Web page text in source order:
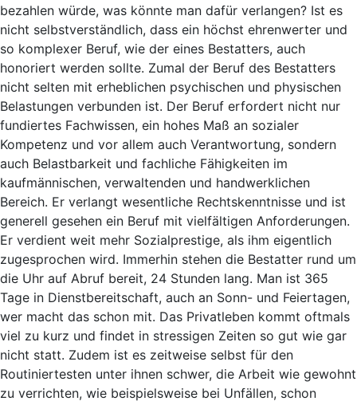
bezahlen würde, was könnte man dafür verlangen? Ist es
nicht selbstverständlich, dass ein höchst ehrenwerter und
so komplexer Beruf, wie der eines Bestatters, auch
honoriert werden sollte. Zumal der Beruf des Bestatters
nicht selten mit erheblichen psychischen und physischen
Belastungen verbunden ist. Der Beruf erfordert nicht nur
fundiertes Fachwissen, ein hohes Maß an sozialer
Kompetenz und vor allem auch Verantwortung, sondern
auch Belastbarkeit und fachliche Fähigkeiten im
kaufmännischen, verwaltenden und handwerklichen
Bereich. Er verlangt wesentliche Rechtskenntnisse und ist
generell gesehen ein Beruf mit vielfältigen Anforderungen.
Er verdient weit mehr Sozialprestige, als ihm eigentlich
zugesprochen wird. Immerhin stehen die Bestatter rund um
die Uhr auf Abruf bereit, 24 Stunden lang. Man ist 365
Tage in Dienstbereitschaft, auch an Sonn- und Feiertagen,
wer macht das schon mit. Das Privatleben kommt oftmals
viel zu kurz und findet in stressigen Zeiten so gut wie gar
nicht statt. Zudem ist es zeitweise selbst für den
Routiniertesten unter ihnen schwer, die Arbeit wie gewohnt
zu verrichten, wie beispielsweise bei Unfällen, schon